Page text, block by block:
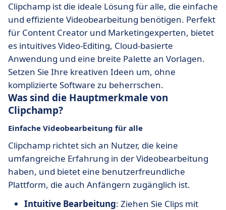
Clipchamp ist die ideale Lösung für alle, die einfache
und effiziente Videobearbeitung benötigen. Perfekt
für Content Creator und Marketingexperten, bietet
es intuitives Video-Editing, Cloud-basierte
Anwendung und eine breite Palette an Vorlagen.
Setzen Sie Ihre kreativen Ideen um, ohne
komplizierte Software zu beherrschen.
Was sind die Hauptmerkmale von
Clipchamp?
Einfache Videobearbeitung für alle
Clipchamp richtet sich an Nutzer, die keine
umfangreiche Erfahrung in der Videobearbeitung
haben, und bietet eine benutzerfreundliche
Plattform, die auch Anfängern zugänglich ist.
Intuitive Bearbeitung: Ziehen Sie Clips mit